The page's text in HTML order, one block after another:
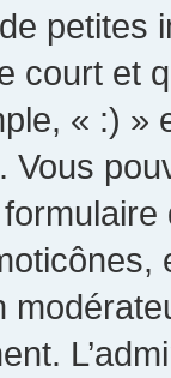
petites
court et
« :) »
Vous